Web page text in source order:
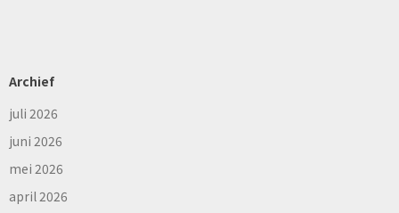
Archief
juli 2026
juni 2026
mei 2026
april 2026